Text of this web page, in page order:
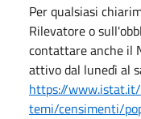
Per qualsiasi
Rilevatore o
contattare anche il
attivo dal lunedì al
https://
temi/censimenti/